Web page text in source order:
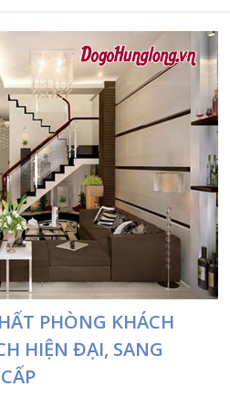
PHÒNG KHÁCH
HIỆN ĐẠI, SANG